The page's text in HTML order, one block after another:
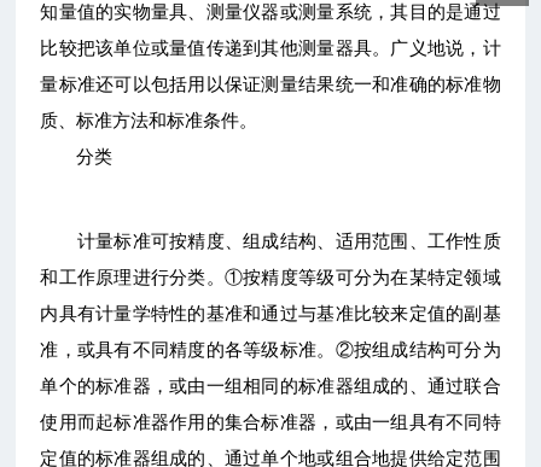
知量值的实物量具、测量仪器或测量系统，其目的是通过
比较把该单位或量值传递到其他测量器具。广义地说，计
量标准还可以包括用以保证测量结果统一和准确的标准物
质、标准方法和标准条件。
分类
计量标准可按精度、组成结构、适用范围、工作性质
和工作原理进行分类。①按精度等级可分为在某特定领域
内具有计量学特性的基准和通过与基准比较来定值的副基
准，或具有不同精度的各等级标准。②按组成结构可分为
单个的标准器，或由一组相同的标准器组成的、通过联合
使用而起标准器作用的集合标准器，或由一组具有不同特
定值的标准器组成的、通过单个地或组合地提供给定范围